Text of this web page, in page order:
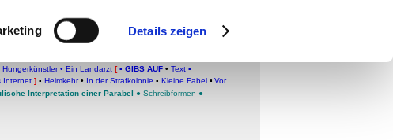
identifizieren
Sie Ihre
Medien
Details zeigen
Brief an den Vater
Hungerkünstler • Ein Landarzt [▪ GIBS AUF • Text ▪
Internet ] ▪ Heimkehr• In der Strafkolonie ▪ Kleine Fabel ▪ Vor
Interpretation einer Parabel ● Schreibformen ●